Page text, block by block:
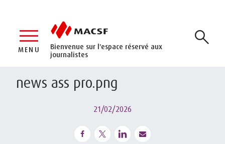
Bienvenue sur l'espace réservé aux
journalistes
MENU
news ass pro.png
21/02/2026